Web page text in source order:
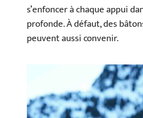
s’enfoncer à chaque appui
profonde. À défaut, des
peuvent aussi convenir.